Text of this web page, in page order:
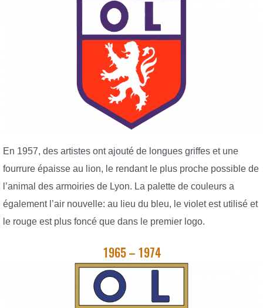
En 1957, des artistes ont ajouté de longues griffes et une
fourrure épaisse au lion, le rendant le plus proche possible de
l’animal des armoiries de Lyon. La palette de couleurs a
également l’air nouvelle: au lieu du bleu, le violet est utilisé et
le rouge est plus foncé que dans le premier logo.
1965 – 1974